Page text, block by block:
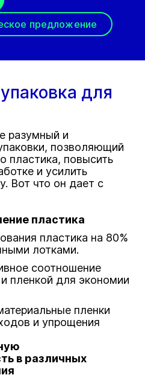
предложение
для
разумный и
позволяющий
пластика, повысить
и усилить
Вот что он дает с
пластика
пластика на 80%
лотками.
соотношение
пленкой для экономии
пленки
и упрощения
в различных